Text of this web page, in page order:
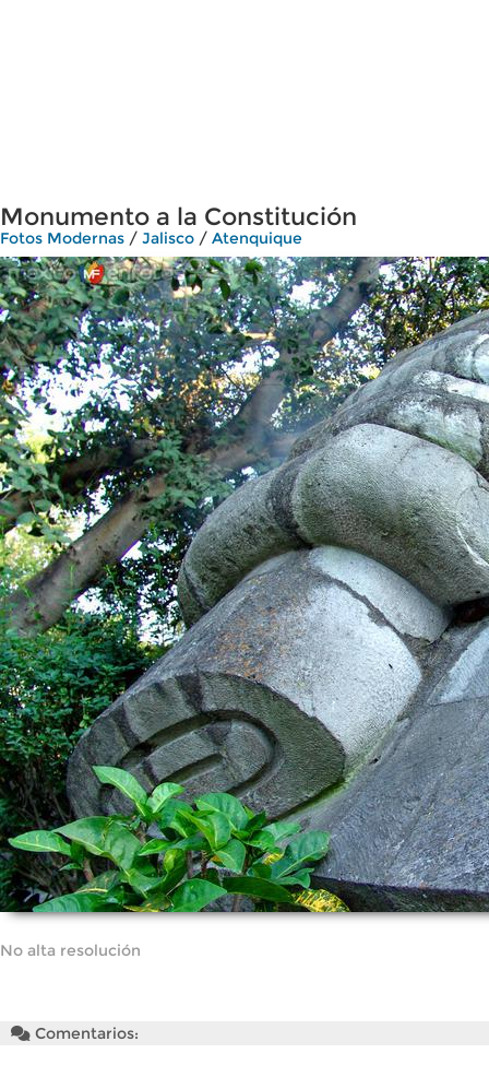
Monumento a la Constitución
Fotos Modernas / Jalisco / Atenquique
No alta resolución
Comentarios: